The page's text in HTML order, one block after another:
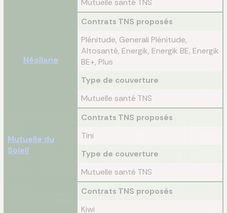
Mutuelle santé TNS
Néoliane
Contrats TNS proposés
Plénitude, Generali Plénitude,
Altosanté, Energik, Energik BE, Energik
BE+, Plus
Type de couverture
Mutuelle santé TNS
Mutuelle du
Soleil
Contrats TNS proposés
Tini
Type de couverture
Mutuelle santé TNS
Contrats TNS proposés
Kiwi